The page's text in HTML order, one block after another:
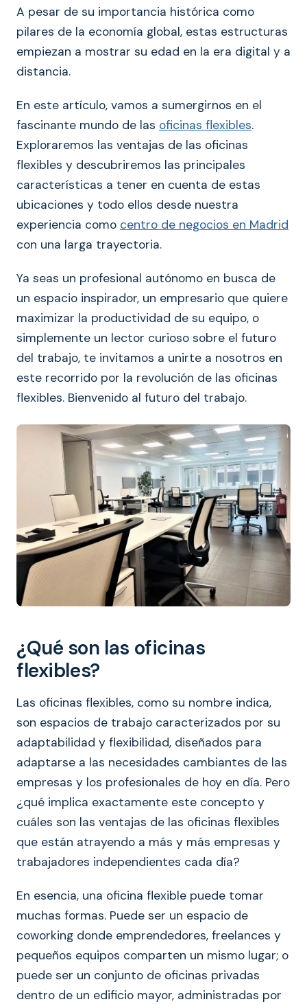
A pesar de su importancia histórica como
pilares de la economía global, estas estructuras
empiezan a mostrar su edad en la era digital y a
distancia.
En este artículo, vamos a sumergirnos en el
fascinante mundo de las oficinas flexibles.
Exploraremos las ventajas de las oficinas
flexibles y descubriremos las principales
características a tener en cuenta de estas
ubicaciones y todo ellos desde nuestra
experiencia como centro de negocios en Madrid
con una larga trayectoria.
Ya seas un profesional autónomo en busca de
un espacio inspirador, un empresario que quiere
maximizar la productividad de su equipo, o
simplemente un lector curioso sobre el futuro
del trabajo, te invitamos a unirte a nosotros en
este recorrido por la revolución de las oficinas
flexibles. Bienvenido al futuro del trabajo.
¿Qué son las oficinas
flexibles?
Las oficinas flexibles, como su nombre indica,
son espacios de trabajo caracterizados por su
adaptabilidad y flexibilidad, diseñados para
adaptarse a las necesidades cambiantes de las
empresas y los profesionales de hoy en día. Pero
¿qué implica exactamente este concepto y
cuáles son las ventajas de las oficinas flexibles
que están atrayendo a más y más empresas y
trabajadores independientes cada día?
En esencia, una oficina flexible puede tomar
muchas formas. Puede ser un espacio de
coworking donde emprendedores, freelances y
pequeños equipos comparten un mismo lugar; o
puede ser un conjunto de oficinas privadas
dentro de un edificio mayor, administradas por